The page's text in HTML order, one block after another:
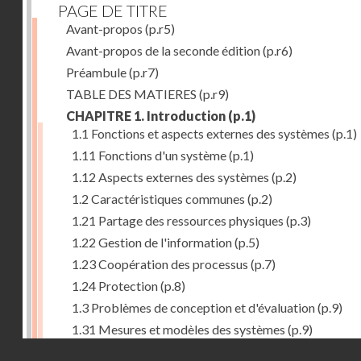
PAGE DE TITRE
Avant-propos (p.r5)
Avant-propos de la seconde édition(p.r6)
Préambule(p.r7)
TABLE DES MATIERES (p.r9)
CHAPITRE 1. Introduction (p.1)
1.1 Fonctions et aspects externes des systèmes (p.1)
1.11 Fonctions d'un système(p.1)
1.12 Aspects externes des systèmes (p.2)
1.2 Caractéristiques communes (p.2)
1.21 Partage des ressources physiques (p.3)
1.22 Gestion de l'information(p.5)
1.23 Coopération des processus (p.7)
1.24 Protection(p.8)
1.3 Problèmes de conception et d'évaluation(p.9)
1.31 Mesures et modèles des systèmes (p.9)